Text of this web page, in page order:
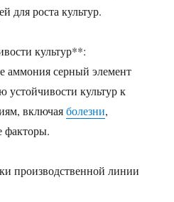
для роста культур.
культур**:
аммония серный элемент
устойчивости культур к
включаяболезни,
факторы.
производственной линии